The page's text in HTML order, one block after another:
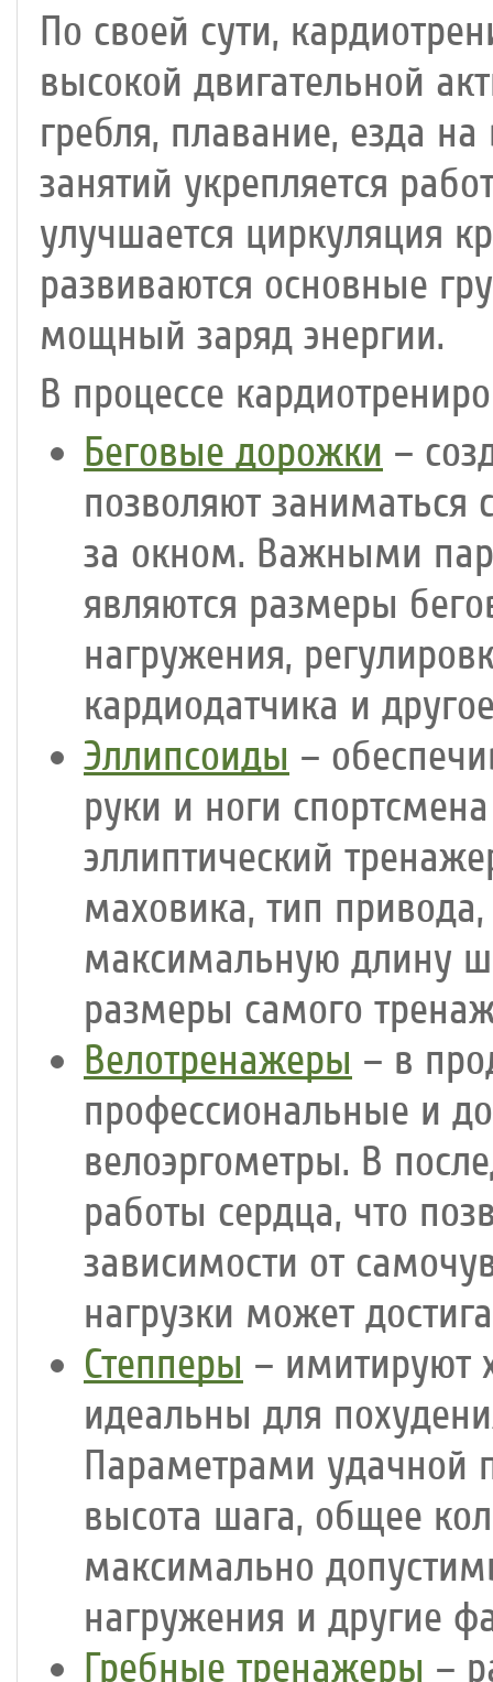
По своей сути,
высокой двигательной
гребля, плавание, езда
занятий укрепляется
улучшается циркуляция
развиваются основные
мощный заряд энергии.
В процессе
Беговые дорожки –
позволяют
за окном. Важными
являются размеры
нагружения,
кардиодатчика и
Эллипсоиды –
руки и ноги
эллиптический
маховика, тип
максимальную длину
размеры самого
Велотренажеры – в
профессиональные и
велоэргометры. В
работы сердца, что
зависимости от
нагрузки может
Степперы – имитируют
идеальны для
Параметрами удачной
высота шага, общее
максимально
нагружения и другие
Гребные тренажеры –